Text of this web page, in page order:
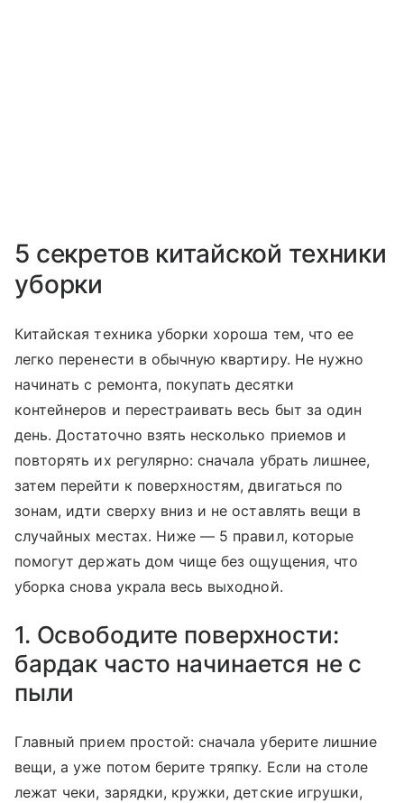
5 секретов китайской техники
уборки
Китайская техника уборки хороша тем, что ее
легко перенести в обычную квартиру. Не нужно
начинать с ремонта, покупать десятки
контейнеров и перестраивать весь быт за один
день. Достаточно взять несколько приемов и
повторять их регулярно: сначала убрать лишнее,
затем перейти к поверхностям, двигаться по
зонам, идти сверху вниз и не оставлять вещи в
случайных местах. Ниже — 5 правил, которые
помогут держать дом чище без ощущения, что
уборка снова украла весь выходной.
1. Освободите поверхности:
бардак часто начинается не с
пыли
Главный прием простой: сначала уберите лишние
вещи, а уже потом берите тряпку. Если на столе
лежат чеки, зарядки, кружки, детские игрушки,